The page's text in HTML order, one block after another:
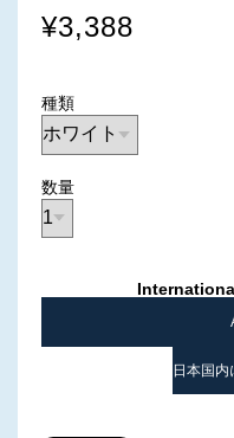
¥3,388
種類
数量
日本国